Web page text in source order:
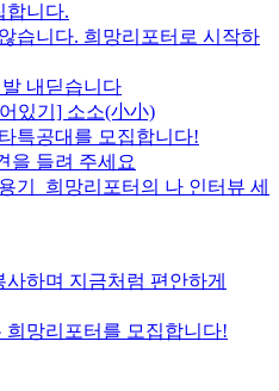
합니다.
습니다. 희망리포터로 시작하
발 내딛습니다
있기] 소소(小小)
특공대를 모집합니다!
을 들려 주세요
기_희망리포터의 나 인터뷰 세
하며 지금처럼 편안하게
희망리포터를 모집합니다!